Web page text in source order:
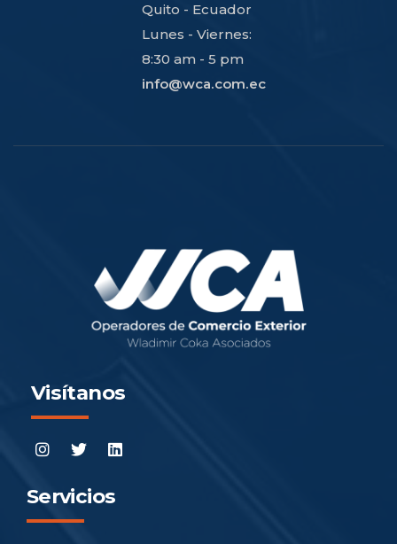
Quito - Ecuador
Lunes - Viernes:
8:30 am - 5 pm
info@wca.com.ec
Visítanos
Servicios